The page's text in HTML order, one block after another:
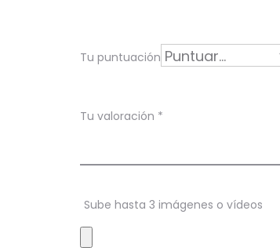
r
c
n
e
Tu puntuación
Tu valoración *
Sube hasta 3 imágenes o vídeos